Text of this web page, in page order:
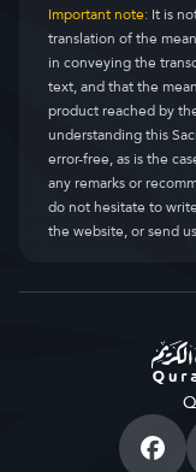
Important note:It is
translation of the
in conveying the
text, and that the
product reached by
understanding this
error-free, as is the
any remarks or
do not hesitate to
the website, or send